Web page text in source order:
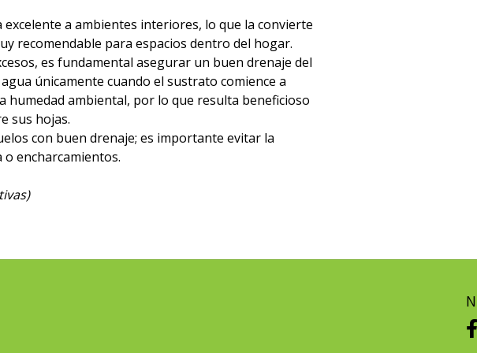
excelente a ambientes interiores, lo que la convierte
recomendable para espacios dentro del hogar.
es fundamental asegurar un buen drenaje del
únicamente cuando el sustrato comience a
humedad ambiental, por lo que resulta beneficioso
sus hojas.
con buen drenaje; es importante evitar la
o encharcamientos.